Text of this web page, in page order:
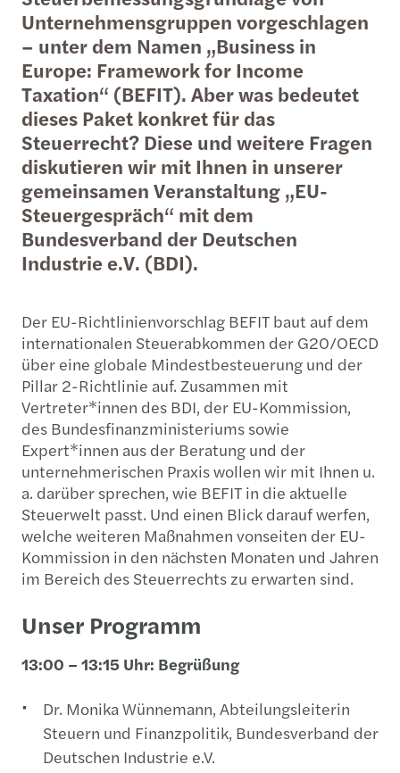
Unternehmensgruppen vorgeschlagen
– unter dem Namen „Business in
Europe: Framework for Income
Taxation“ (BEFIT). Aber was bedeutet
dieses Paket konkret für das
Steuerrecht? Diese und weitere Fragen
diskutieren wir mit Ihnen in unserer
gemeinsamen Veranstaltung „EU-
Steuergespräch“ mit dem
Bundesverband der Deutschen
Industrie e.V. (BDI).
Der EU-Richtlinienvorschlag BEFIT baut auf dem
internationalen Steuerabkommen der G20/OECD
über eine globale Mindestbesteuerung und der
Pillar 2-Richtlinie auf. Zusammen mit
Vertreter*innen des BDI, der EU-Kommission,
des Bundesfinanzministeriums sowie
Expert*innen aus der Beratung und der
unternehmerischen Praxis wollen wir mit Ihnen u.
a. darüber sprechen, wie BEFIT in die aktuelle
Steuerwelt passt. Und einen Blick darauf werfen,
welche weiteren Maßnahmen vonseiten der EU-
Kommission in den nächsten Monaten und Jahren
im Bereich des Steuerrechts zu erwarten sind.
Unser Programm
13:00 – 13:15 Uhr: Begrüßung
Dr. Monika Wünnemann, Abteilungsleiterin
Steuern und Finanzpolitik, Bundesverband der
Deutschen Industrie e.V.